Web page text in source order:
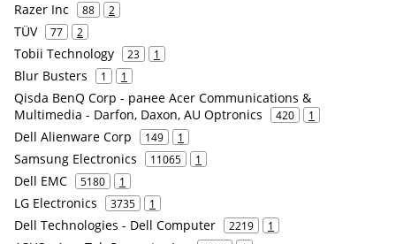
Razer Inc 88 2
TÜV 77 2
Tobii Technology 23 1
Blur Busters 1 1
Qisda BenQ Corp - ранее Acer Communications &
Multimedia - Darfon, Daxon, AU Optronics
420 1
Dell Alienware Corp 149 1
Samsung Electronics 11065 1
Dell EMC 5180 1
LG Electronics 3735 1
Dell Technologies - Dell Computer 2219 1